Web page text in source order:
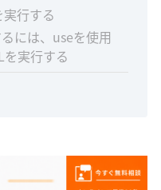
行する
には、useを使用
実行する